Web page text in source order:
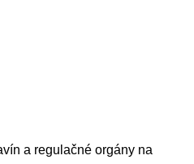
a regulačné orgány na